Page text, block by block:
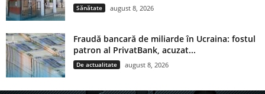
Sănătate august 8, 2026
Fraudă bancară de miliarde în Ucraina: fostul
patron al PrivatBank, acuzat...
De actualitate august 8, 2026